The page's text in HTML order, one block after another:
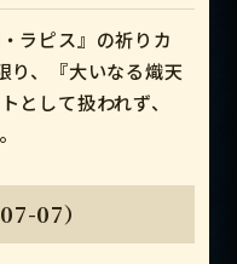
ラピス』の祈りカ
り、『大いなる熾天
として扱われず、
07）